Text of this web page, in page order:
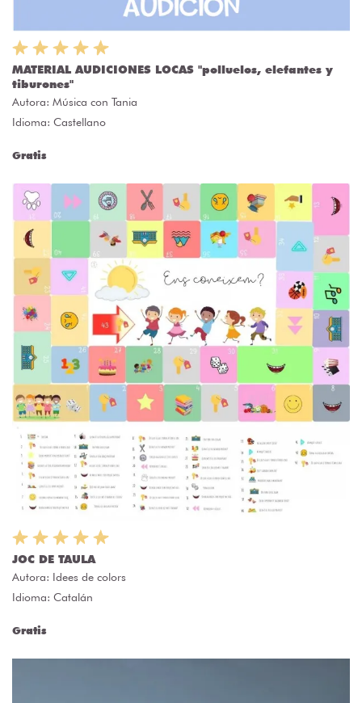
MATERIAL AUDICIONES LOCAS "polluelos, elefantes y
tiburones"
Autora: Música con Tania
Idioma: Castellano
Gratis
JOC DE TAULA
Autora: Idees de colors
Idioma: Catalán
Gratis